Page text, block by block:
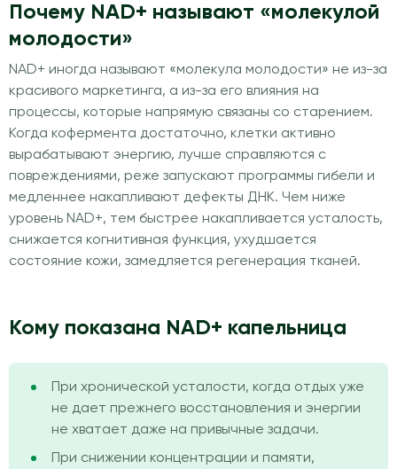
Почему NAD+ называют «молекулой
молодости»
NAD+ иногда называют «молекула молодости» не из-за
красивого маркетинга, а из-за его влияния на
процессы, которые напрямую связаны со старением.
Когда кофермента достаточно, клетки активно
вырабатывают энергию, лучше справляются с
повреждениями, реже запускают программы гибели и
медленнее накапливают дефекты ДНК. Чем ниже
уровень NAD+, тем быстрее накапливается усталость,
снижается когнитивная функция, ухудшается
состояние кожи, замедляется регенерация тканей.
Кому показана NAD+ капельница
При хронической усталости, когда отдых уже
не дает прежнего восстановления и энергии
не хватает даже на привычные задачи.
При снижении концентрации и памяти,